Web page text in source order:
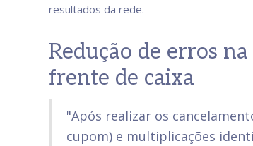
resultados da rede.
Redução de erros
frente de caixa
"Após realizar os
cupom) e multiplicações